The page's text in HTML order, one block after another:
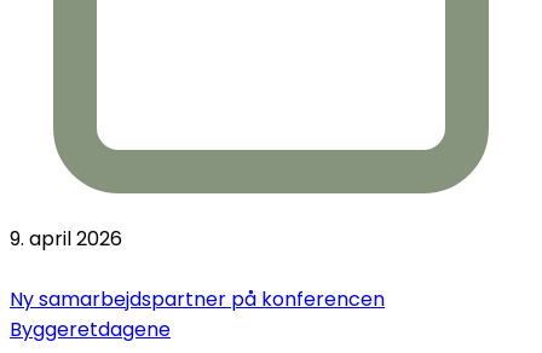
9. april 2026
Ny samarbejdspartner på konferencen
Byggeretdagene